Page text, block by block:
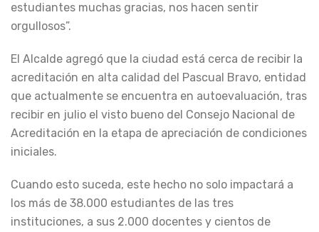
estudiantes muchas gracias, nos hacen sentir
orgullosos”.
El Alcalde agregó que la ciudad está cerca de recibir la
acreditación en alta calidad del Pascual Bravo, entidad
que actualmente se encuentra en autoevaluación, tras
recibir en julio el visto bueno del Consejo Nacional de
Acreditación en la etapa de apreciación de condiciones
iniciales.
Cuando esto suceda, este hecho no solo impactará a
los más de 38.000 estudiantes de las tres
instituciones, a sus 2.000 docentes y cientos de